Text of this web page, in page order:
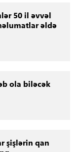
50 il əvvəl
əldə
ola biləcək
şişlərin qan